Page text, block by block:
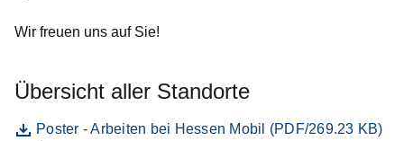
Wir freuen uns auf Sie!
Übersicht aller Standorte
DateiPoster - Arbeiten bei Hessen Mobil (PDF/269.23 KB)
Öffnet sich in einem neuen Fenster